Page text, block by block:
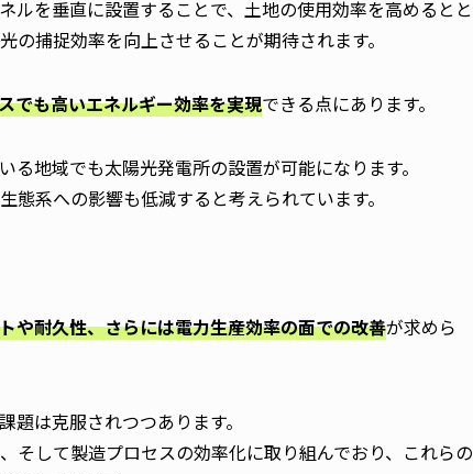
ルを垂直に設置することで、土地の使用効率を高めるとと
捕捉効率を向上させることが期待されます。
でも高いエネルギー効率を実現できる点にあります。
地域でも太陽光発電所の設置が可能になります。
系への影響も低減すると考えられています。
や耐久性、さらには電力生産効率の面での改善が求めら
題は克服されつつあります。
そして製造プロセスの効率化に取り組んでおり、これらの